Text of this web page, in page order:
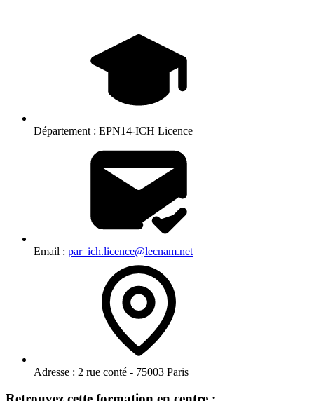
Département : EPN14-ICH Licence
Email : par_ich.licence@lecnam.net
Adresse : 2 rue conté - 75003 Paris